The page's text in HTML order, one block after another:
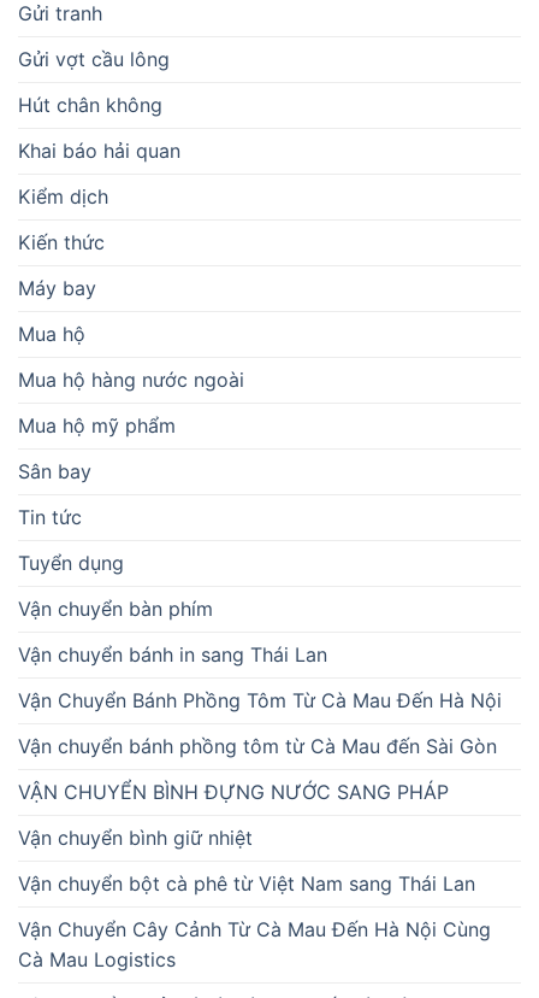
Gửi tranh
Gửi vợt cầu lông
Hút chân không
Khai báo hải quan
Kiểm dịch
Kiến thức
Máy bay
Mua hộ
Mua hộ hàng nước ngoài
Mua hộ mỹ phẩm
Sân bay
Tin tức
Tuyển dụng
Vận chuyển bàn phím
Vận chuyển bánh in sang Thái Lan
Vận Chuyển Bánh Phồng Tôm Từ Cà Mau Đến Hà Nội
Vận chuyển bánh phồng tôm từ Cà Mau đến Sài Gòn
VẬN CHUYỂN BÌNH ĐỰNG NƯỚC SANG PHÁP
Vận chuyển bình giữ nhiệt
Vận chuyển bột cà phê từ Việt Nam sang Thái Lan
Vận Chuyển Cây Cảnh Từ Cà Mau Đến Hà Nội Cùng
Cà Mau Logistics